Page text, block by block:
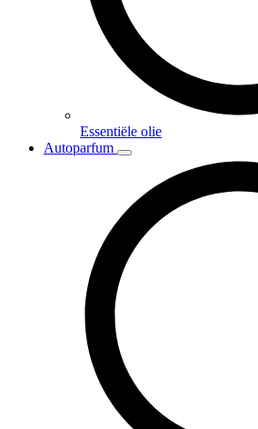
Essentiële olie
Autoparfum